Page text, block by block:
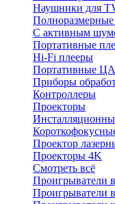
Наушники для
С активным
Портативные
Hi-Fi плееры
Портативные
Приборы
Контроллеры
Проекторы
Проектор
Проекторы 4K
Смотреть всё
Проигрыватели
Проигрыватели